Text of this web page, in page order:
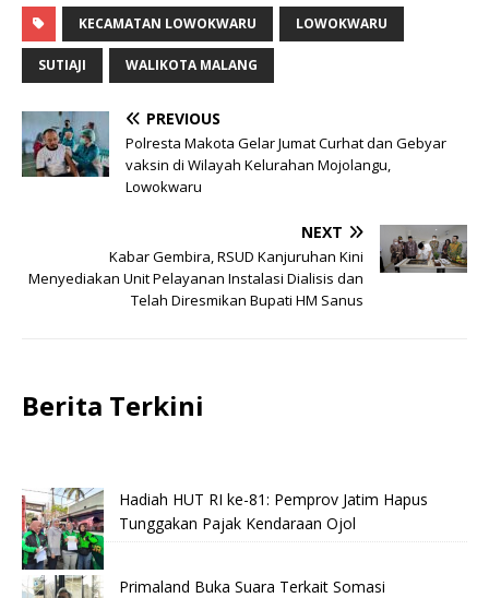
KECAMATAN LOWOKWARU LOWOKWARU
SUTIAJI WALIKOTA MALANG
PREVIOUS
Polresta Makota Gelar Jumat Curhat dan Gebyar
vaksin di Wilayah Kelurahan Mojolangu,
Lowokwaru
NEXT
Kabar Gembira, RSUD Kanjuruhan Kini
Menyediakan Unit Pelayanan Instalasi Dialisis dan
Telah Diresmikan Bupati HM Sanus
Berita Terkini
Hadiah HUT RI ke-81: Pemprov Jatim Hapus
Tunggakan Pajak Kendaraan Ojol
Primaland Buka Suara Terkait Somasi